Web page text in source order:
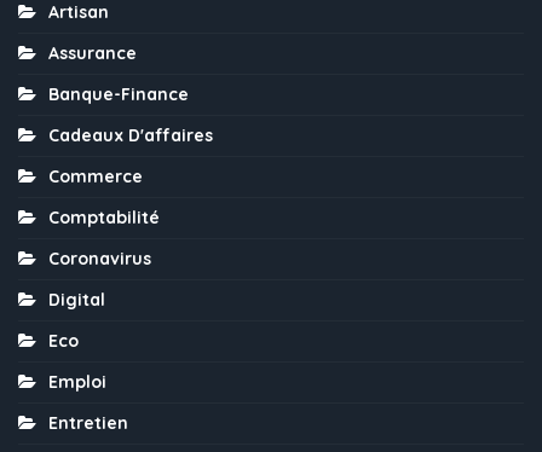
Artisan
Assurance
Banque-Finance
Cadeaux D'affaires
Commerce
Comptabilité
Coronavirus
Digital
Eco
Emploi
Entretien